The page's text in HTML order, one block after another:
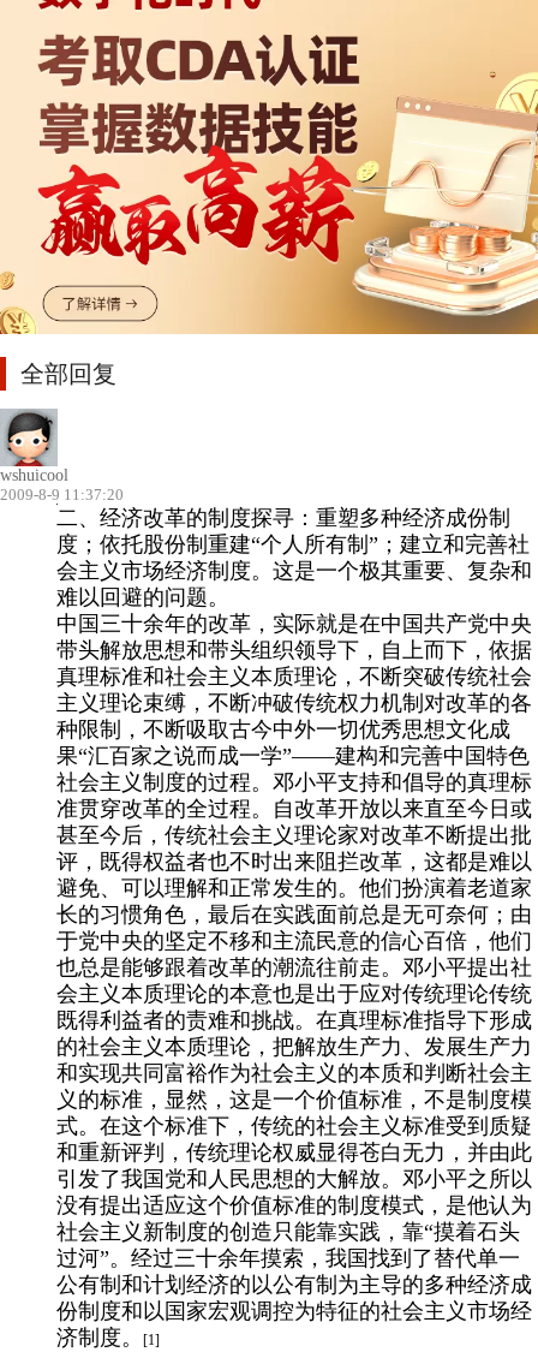
全部回复
wshuicool
2009-8-9 11:37:20
二、经济改革的制度探寻：重塑多种经济成份制
度；依托股份制重建“个人所有制”；建立和完善社
会主义市场经济制度。 这是一个极其重要、复杂和
难以回避的问题。
中国三十余年的改革，实际就是在中国共产党中央
带头解放思想和带头组织领导下，自上而下，依据
真理标准和社会主义本质理论，不断突破传统社会
主义理论束缚，不断冲破传统权力机制对改革的各
种限制，不断吸取古今中外一切优秀思想文化成
果“汇百家之说而成一学”——建构和完善中国特色
社会主义制度的过程。邓小平支持和倡导的真理标
准贯穿改革的全过程。自改革开放以来直至今日或
甚至今后，传统社会主义理论家对改革不断提出批
评，既得权益者也不时出来阻拦改革，这都是难以
避免、可以理解和正常发生的。他们扮演着老道家
长的习惯角色，最后在实践面前总是无可奈何；由
于党中央的坚定不移和主流民意的信心百倍，他们
也总是能够跟着改革的潮流往前走。邓小平提出社
会主义本质理论的本意也是出于应对传统理论传统
既得利益者的责难和挑战。在真理标准指导下形成
的社会主义本质理论，把解放生产力、发展生产力
和实现共同富裕作为社会主义的本质和判断社会主
义的标准，显然，这是一个价值标准，不是制度模
式。在这个标准下，传统的社会主义标准受到质疑
和重新评判，传统理论权威显得苍白无力，并由此
引发了我国党和人民思想的大解放。邓小平之所以
没有提出适应这个价值标准的制度模式，是他认为
社会主义新制度的创造只能靠实践，靠“摸着石头
过河”。经过三十余年摸索，我国找到了替代单一
公有制和计划经济的以公有制为主导的多种经济成
份制度和以国家宏观调控为特征的社会主义市场经
济制度。
[1]